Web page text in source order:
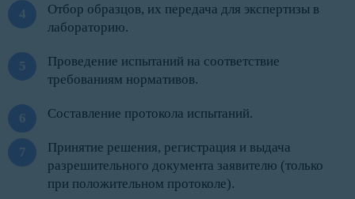
Отбор образцов, их передача для экспертизы в
лабораторию.
Проведение испытаний на соответствие
требованиям нормативов.
Составление протокола испытаний.
Принятие решения, регистрация и выдача
разрешительного документа заявителю (только
при положительном протоколе).